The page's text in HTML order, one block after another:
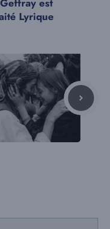
est
Lyrique